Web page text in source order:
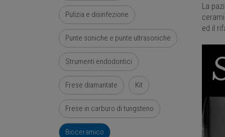
La
ed il
Pulizia e disinfezione
Punte soniche e punte ultrasoniche
Strumenti endodontici
Frese diamantate Kit
Frese in carburo di tungsteno
Bioceramico